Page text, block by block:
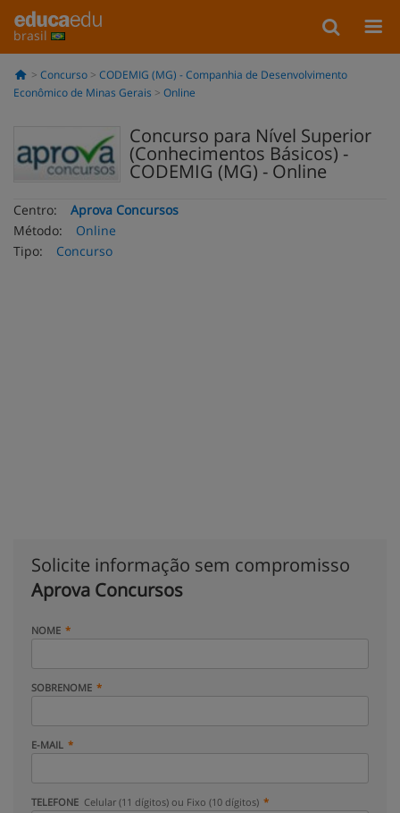
brasil
Concurso
CODEMIG (MG) - Companhia de Desenvolvimento
Econômico de Minas Gerais
Online
Concurso para Nível Superior
(Conhecimentos Básicos) -
CODEMIG (MG) - Online
Centro:
Aprova Concursos
Método:
Online
Tipo:
Concurso
Solicite informação sem compromisso
Aprova Concursos
NOME
SOBRENOME
E-MAIL
TELEFONE Celular (11 dígitos) ou Fixo (10 dígitos)